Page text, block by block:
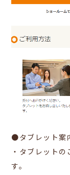
●タブレット案
・タブレット
す。